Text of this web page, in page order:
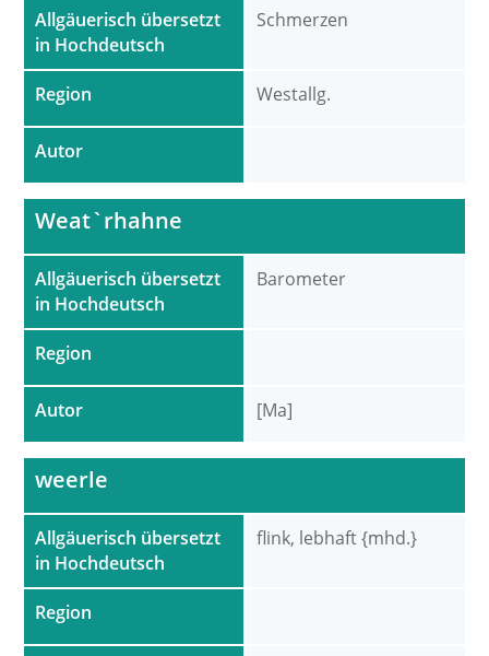
Allgäuerisch übersetzt
in Hochdeutsch
Region
Autor
Schmerzen
Westallg.
Allgäuerisch übersetzt
in Hochdeutsch
Region
Autor
Weat`rhahne
Barometer
[Ma]
Allgäuerisch übersetzt
in Hochdeutsch
Region
weerle
flink, lebhaft {mhd.}